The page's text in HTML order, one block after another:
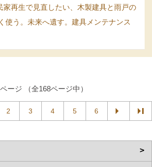
家再生で見直したい、木製建具と雨戸の
使う。未来へ遺す。建具メンテナンス
ージ （全168ページ中）
2 3 4 5 6